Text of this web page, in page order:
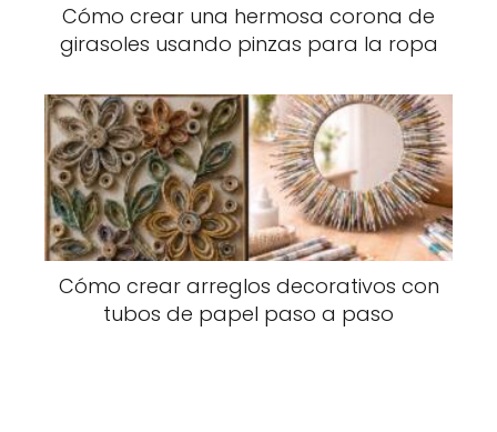
Cómo crear una hermosa corona de
girasoles usando pinzas para la ropa
Cómo crear arreglos decorativos con
tubos de papel paso a paso